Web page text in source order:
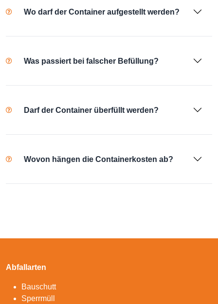
Wo darf der Container aufgestellt werden?
Was passiert bei falscher Befüllung?
Darf der Container überfüllt werden?
Wovon hängen die Containerkosten ab?
Abfallarten
Bauschutt
Sperrmüll